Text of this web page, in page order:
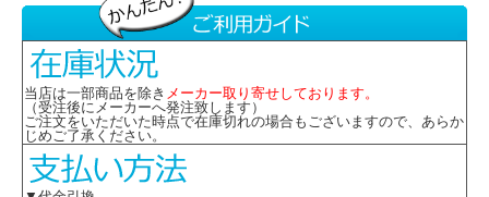
当店は一部商品を除き メーカー取り寄せしております。
（受注後にメーカーへ発注致します）
ご注文をいただいた時点で在庫切れの場合もございますので、あらか
じめご了承ください。